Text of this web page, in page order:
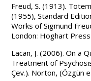
Freud, S. (1913).
(1955), Standard
Works of Sigmund
London: Hoghart Press
Lacan, J. (2006). On a
Treatment of
Çev.). Norton, (Özgün